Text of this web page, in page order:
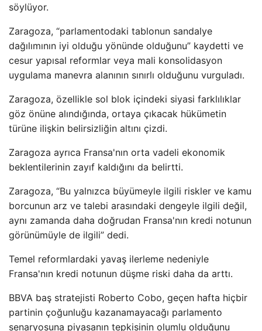
söylüyor.
Zaragoza, “parlamentodaki tablonun sandalye
dağılımının iyi olduğu yönünde olduğunu” kaydetti ve
cesur yapısal reformlar veya mali konsolidasyon
uygulama manevra alanının sınırlı olduğunu vurguladı.
Zaragoza, özellikle sol blok içindeki siyasi farklılıklar
göz önüne alındığında, ortaya çıkacak hükümetin
türüne ilişkin belirsizliğin altını çizdi.
Zaragoza ayrıca Fransa'nın orta vadeli ekonomik
beklentilerinin zayıf kaldığını da belirtti.
Zaragoza, “Bu yalnızca büyümeyle ilgili riskler ve kamu
borcunun arz ve talebi arasındaki dengeyle ilgili değil,
aynı zamanda daha doğrudan Fransa'nın kredi notunun
görünümüyle de ilgili” dedi.
Temel reformlardaki yavaş ilerleme nedeniyle
Fransa'nın kredi notunun düşme riski daha da arttı.
BBVA baş stratejisti Roberto Cobo, geçen hafta hiçbir
partinin çoğunluğu kazanamayacağı parlamento
senaryosuna piyasanın tepkisinin olumlu olduğunu